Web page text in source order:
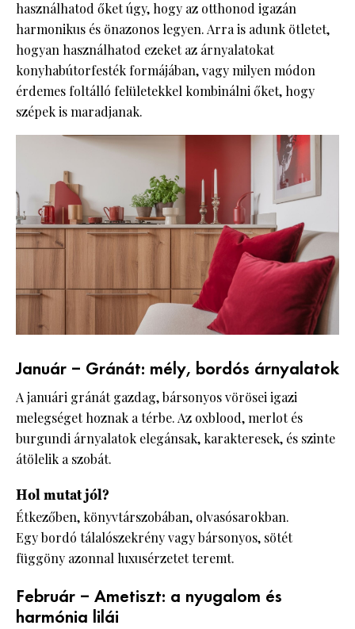
használhatod őket úgy, hogy az otthonod igazán
harmonikus és önazonos legyen. Arra is adunk ötletet,
hogyan használhatod ezeket az árnyalatokat
konyhabútorfesték formájában, vagy milyen módon
érdemes foltálló felületekkel kombinálni őket, hogy
szépek is maradjanak.
Január – Gránát: mély, bordós árnyalatok
A januári gránát gazdag, bársonyos vörösei igazi
melegséget hoznak a térbe. Az oxblood, merlot és
burgundi árnyalatok elegánsak, karakteresek, és szinte
átölelik a szobát.
Hol mutat jól?
Étkezőben, könyvtárszobában, olvasósarokban.
Egy bordó tálalószekrény vagy bársonyos, sötét
függöny azonnal luxusérzetet teremt.
Február – Ametiszt: a nyugalom és
harmónia lilái